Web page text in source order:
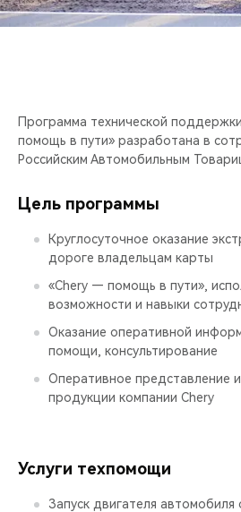
Chery Лизинг
Видеообзоры
CHERY Remote
ВИДЕООБЗОРЫ
Программа технической
помощь в пути» разработана в
Российским Автомобильным
Цель программы
Круглосуточное оказание
дороге владельцам карты
«Chery — помощь в пути»,
возможности и навыки
Оказание оперативной
помощи, консультирование
Оперативное представление
продукции компании Chery
Услуги техпомощи
Запуск двигателя